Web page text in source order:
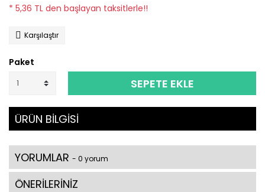
* 5,36 TL den başlayan taksitlerle!!
Karşılaştır
Paket
SEPETE EKLE
ÜRÜN BİLGİSİ
YORUMLAR - 0 yorum
ÖNERİLERİNİZ